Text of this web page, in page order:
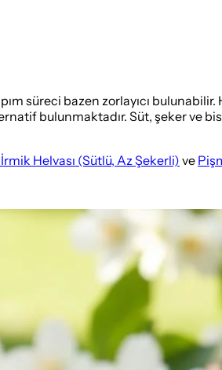
süreci bazen zorlayıcı
bulunmaktadır. Süt, şeker ve
Helvası (Sütlü, Az Şekerli) ve